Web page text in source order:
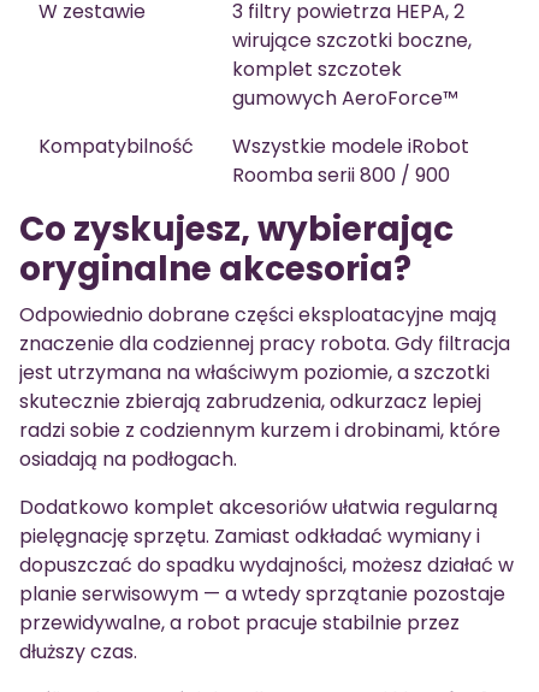
W zestawie
3 filtry powietrza HEPA, 2
wirujące szczotki boczne,
komplet szczotek
gumowych AeroForce™
Kompatybilność
Wszystkie modele iRobot
Roomba serii 800 / 900
Co zyskujesz, wybierając
oryginalne akcesoria?
Odpowiednio dobrane części eksploatacyjne mają
znaczenie dla codziennej pracy robota. Gdy filtracja
jest utrzymana na właściwym poziomie, a szczotki
skutecznie zbierają zabrudzenia, odkurzacz lepiej
radzi sobie z codziennym kurzem i drobinami, które
osiadają na podłogach.
Dodatkowo komplet akcesoriów ułatwia regularną
pielęgnację sprzętu. Zamiast odkładać wymiany i
dopuszczać do spadku wydajności, możesz działać w
planie serwisowym — a wtedy sprzątanie pozostaje
przewidywalne, a robot pracuje stabilnie przez
dłuższy czas.